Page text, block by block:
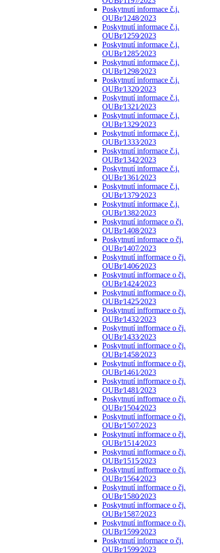
Poskytnutí informace č.j.
OUBr⁄1248⁄2023
Poskytnutí informace č.j.
OUBr⁄1259⁄2023
Poskytnutí informace č.j.
OUBr⁄1285⁄2023
Poskytnutí informace č.j.
OUBr⁄1298⁄2023
Poskytnutí informace č.j.
OUBr⁄1320⁄2023
Poskytnutí informace č.j.
OUBr⁄1321⁄2023
Poskytnutí informace č.j.
OUBr⁄1329⁄2023
Poskytnutí informace č.j.
OUBr⁄1333⁄2023
Poskytnutí informace č.j.
OUBr⁄1342⁄2023
Poskytnutí informace č.j.
OUBr⁄1361⁄2023
Poskytnutí informace č.j.
OUBr⁄1379⁄2023
Poskytnutí informace č.j.
OUBr⁄1382⁄2023
Poskytnutí informace o čj.
OUBr⁄1408⁄2023
Poskytnutí informace o čj.
OUBr⁄1407⁄2023
Poskytnutí infformace o čj.
OUBr⁄1406⁄2023
Poskytnutí infformace o čj.
OUBr⁄1424⁄2023
Poskytnutí infformace o čj.
OUBr⁄1425⁄2023
Poskytnutí infformace o čj.
OUBr⁄1432⁄2023
Poskytnutí infformace o čj.
OUBr⁄1433⁄2023
Poskytnutí infformace o čj.
OUBr⁄1458⁄2023
Poskytnutí infformace o čj.
OUBr⁄1461⁄2023
Poskytnutí infformace o čj.
OUBr⁄1481⁄2023
Poskytnutí infformace o čj.
OUBr⁄1504⁄2023
Poskytnutí infformace o čj.
OUBr⁄1507⁄2023
Poskytnutí infformace o čj.
OUBr⁄1514⁄2023
Poskytnutí infformace o čj.
OUBr⁄1515⁄2023
Poskytnutí infformace o čj.
OUBr⁄1564⁄2023
Poskytnutí infformace o čj.
OUBr⁄1580⁄2023
Poskytnutí infformace o čj.
OUBr⁄1587⁄2023
Poskytnutí infformace o čj.
OUBr⁄1599⁄2023
Poskytnutí informace o čj.
OUBr⁄1599⁄2023